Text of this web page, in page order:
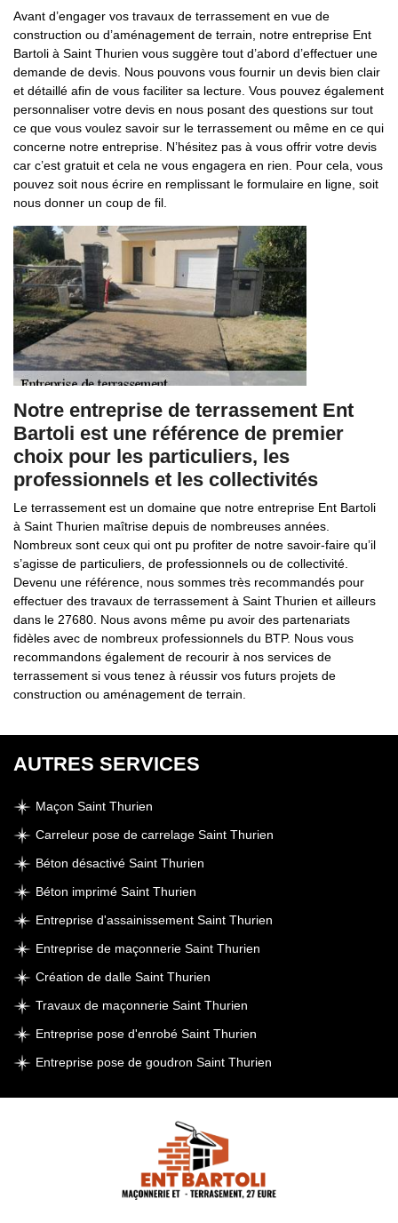
Avant d’engager vos travaux de terrassement en vue de
construction ou d’aménagement de terrain, notre entreprise Ent
Bartoli à Saint Thurien vous suggère tout d’abord d’effectuer une
demande de devis. Nous pouvons vous fournir un devis bien clair
et détaillé afin de vous faciliter sa lecture. Vous pouvez également
personnaliser votre devis en nous posant des questions sur tout
ce que vous voulez savoir sur le terrassement ou même en ce qui
concerne notre entreprise. N’hésitez pas à vous offrir votre devis
car c’est gratuit et cela ne vous engagera en rien. Pour cela, vous
pouvez soit nous écrire en remplissant le formulaire en ligne, soit
nous donner un coup de fil.
Notre entreprise de terrassement Ent
Bartoli est une référence de premier
choix pour les particuliers, les
professionnels et les collectivités
Le terrassement est un domaine que notre entreprise Ent Bartoli
à Saint Thurien maîtrise depuis de nombreuses années.
Nombreux sont ceux qui ont pu profiter de notre savoir-faire qu’il
s’agisse de particuliers, de professionnels ou de collectivité.
Devenu une référence, nous sommes très recommandés pour
effectuer des travaux de terrassement à Saint Thurien et ailleurs
dans le 27680. Nous avons même pu avoir des partenariats
fidèles avec de nombreux professionnels du BTP. Nous vous
recommandons également de recourir à nos services de
terrassement si vous tenez à réussir vos futurs projets de
construction ou aménagement de terrain.
AUTRES SERVICES
Maçon Saint Thurien
Carreleur pose de carrelage Saint Thurien
Béton désactivé Saint Thurien
Béton imprimé Saint Thurien
Entreprise d'assainissement Saint Thurien
Entreprise de maçonnerie Saint Thurien
Création de dalle Saint Thurien
Travaux de maçonnerie Saint Thurien
Entreprise pose d'enrobé Saint Thurien
Entreprise pose de goudron Saint Thurien